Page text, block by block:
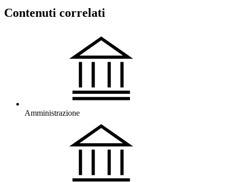
Contenuti correlati
Amministrazione